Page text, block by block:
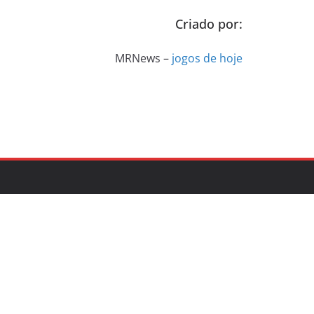
Criado por:
MRNews – jogos de hoje